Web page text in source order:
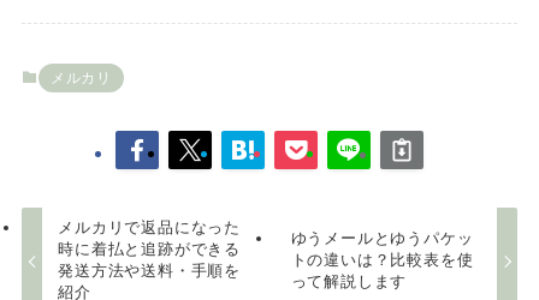
メルカリ
メルカリで返品になった
時に着払と追跡ができる
発送方法や送料・手順を
紹介
ゆうメールとゆうパケッ
トの違いは？比較表を使
って解説します